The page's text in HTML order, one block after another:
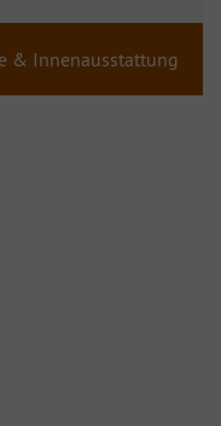
& Innenausstattung